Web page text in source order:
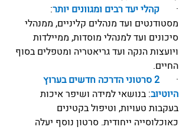
· קהלי יעד רבים ומגוונים יותר:
מסטודנטים ועד מנהלים קליניים, ממנהלי
סיכונים ועד למנהלי מוסדות, ממיילדות
ויועצות הנקה ועד גריאטריה ומטפלים בסוף
החיים.
·
2 סרטוני הדרכה חדשים בערוץ
היוטיוב: בנושאי למידה ושיפר איכות
בעקבות טעויות, וטיפול בקטינים
כאוכלוסייה ייחודית. סרטון נוסף יעלה